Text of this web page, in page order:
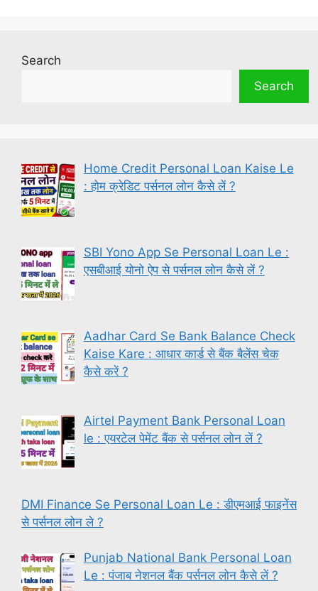
Search
Search
Home Credit Personal Loan Kaise Le
: होम क्रेडिट पर्सनल लोन कैसे लें ?
SBI Yono App Se Personal Loan Le :
एसबीआई योनो ऐप से पर्सनल लोन कैसे लें ?
Aadhar Card Se Bank Balance Check
Kaise Kare : आधार कार्ड से बैंक बैलेंस चेक
कैसे करें ?
Airtel Payment Bank Personal Loan
le : एयरटेल पेमेंट बैंक से पर्सनल लोन लें ?
DMI Finance Se Personal Loan Le : डीएमआई फाइनेंस
से पर्सनल लोन ले ?
Punjab National Bank Personal Loan
Le : पंजाब नेशनल बैंक पर्सनल लोन कैसे लें ?